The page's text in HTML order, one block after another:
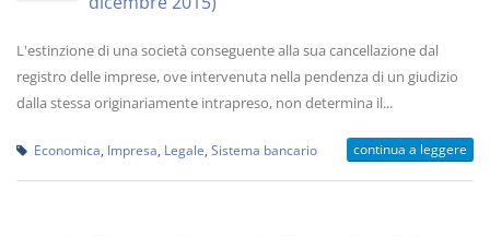
L'estinzione di una società conseguente alla sua cancellazione dal
registro delle imprese, ove intervenuta nella pendenza di un giudizio
dalla stessa originariamente intrapreso, non determina il...
Economica Impresa Legale Sistema bancario continua a leggere